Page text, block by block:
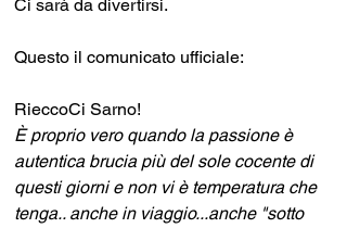
Ci sarà da divertirsi.
Questo il comunicato ufficiale:
RieccoCi Sarno!
È proprio vero quando la passione è
autentica brucia più del sole cocente di
questi giorni e non vi è temperatura che
tenga.. anche in viaggio...anche "sotto